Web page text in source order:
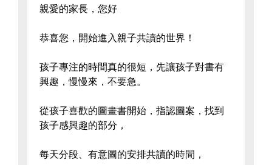
親愛的家長，您好
恭喜您，開始進入親子共讀的世界！
孩子專注的時間真的很短，先讓孩子對書有
興趣，慢慢來，不要急。
從孩子喜歡的圖畫書開始，指認圖案，找到
孩子感興趣的部分，
每天分段、有意圖的安排共讀的時間，